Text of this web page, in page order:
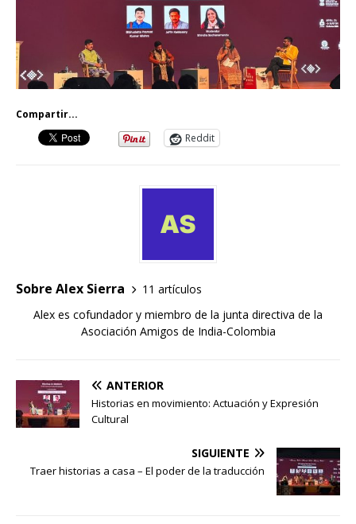
Compartir...
Reddit
Sobre Alex Sierra
11 artículos
Alex es cofundador y miembro de la junta directiva de la
Asociación Amigos de India-Colombia
ANTERIOR
Historias en movimiento: Actuación y Expresión
Cultural
SIGUIENTE
Traer historias a casa – El poder de la traducción